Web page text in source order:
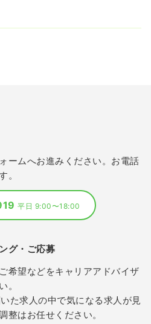
ームへお進みください。お電話
。
平日 9:00〜18:00
グ・ご応募
希望などをキャリアアドバイザ
。
た求人の中で気になる求人が見
整はお任せください。